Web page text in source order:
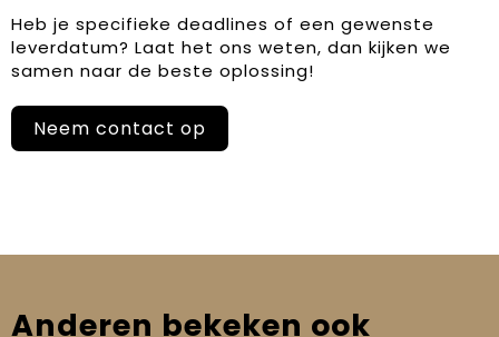
Heb je specifieke deadlines of een gewenste
leverdatum? Laat het ons weten, dan kijken we
samen naar de beste oplossing!
Neem contact op
Anderen bekeken ook